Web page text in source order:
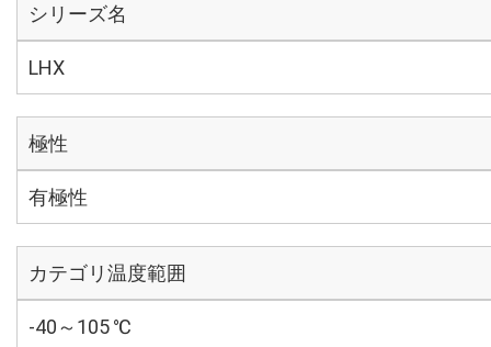
シリーズ名
LHX
極性
有極性
カテゴリ温度範囲
-40～105 ℃